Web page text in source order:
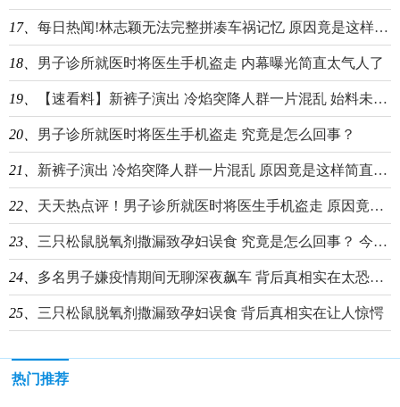
17、 每日热闻!林志颖无法完整拼凑车祸记忆 原因竟是这样简直太悲剧
18、 男子诊所就医时将医生手机盗走 内幕曝光简直太气人了
19、 【速看料】新裤子演出 冷焰突降人群一片混乱 始料未及真相简直太惊人
20、 男子诊所就医时将医生手机盗走 究竟是怎么回事？
21、 新裤子演出 冷焰突降人群一片混乱 原因竟是这样简直太吓人了
22、 天天热点评！男子诊所就医时将医生手机盗走 原因竟是这样太无语了
23、 三只松鼠脱氧剂撒漏致孕妇误食 究竟是怎么回事？ 今日最新
24、 多名男子嫌疫情期间无聊深夜飙车 背后真相实在太恐怖了
25、 三只松鼠脱氧剂撒漏致孕妇误食 背后真相实在让人惊愕
热门推荐